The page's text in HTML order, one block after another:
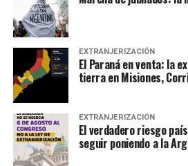
EXTRANJERIZACIÓN
El Paraná en venta: la
tierra en Misiones,
EXTRANJERIZACIÓN
El verdadero riesgo
seguir poniendo a la